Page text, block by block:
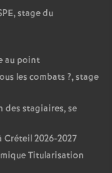
, stage du
au point
les combats ?, stage
des stagiaires, se
Créteil 2026-2027
Titularisation